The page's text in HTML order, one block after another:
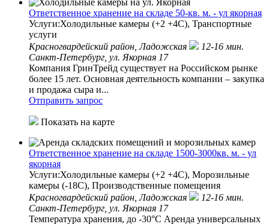
Ответственное хранение на складе 50-кв. м. - ул якорная
Услуги:Холодильные камеры (+2 +4С), Транспортные
услуги
Красногвардейский район,Ладожская
12-16 мин.
Санкт-Петербург, ул. Якорная 17
Компания ГринТрейд существует на Российском рынке
более 15 лет. Основная деятельность компании – закупка
и продажа сыра и...
Отправить запрос
Показать на карте
Ответственное хранение на складе 1500-3000кв. м. - ул
якорная
Услуги:Холодильные камеры (+2 +4С), Морозильные
камеры (-18С), Производственные помещения
Красногвардейский район,Ладожская
12-16 мин.
Санкт-Петербург, ул. Якорная 17
Температура хранения, до -30°C Аренда универсальных